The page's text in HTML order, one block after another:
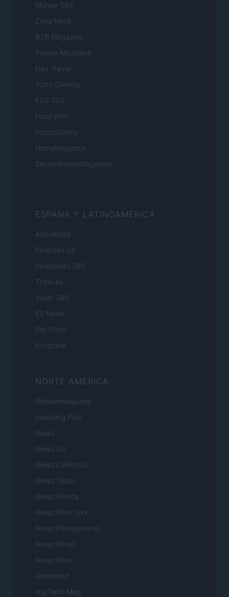
Money 365
Zona Nerd
B2B Magazine
People Magazine
Day Travel
Tutto Gaming
ESG 365
Food Wiki
FuturoDonna
HomeMagazine
SecondHomeMagazine
ESPANA Y LATINOAMERICA
Actualidad
Finanzas 24
Investindo 365
Think.es
Viajar 365
ES Newz
Pet Story
Encocina
NORTE AMERICA
Womanmagazine
Investing Plus
Newz
Newz US
Newz California
Newz Texas
Newz Florida
Newz New York
Newz Pennsylvania
Newz Illinois
Newz Ohio
Gameland
Hig Tech Mag